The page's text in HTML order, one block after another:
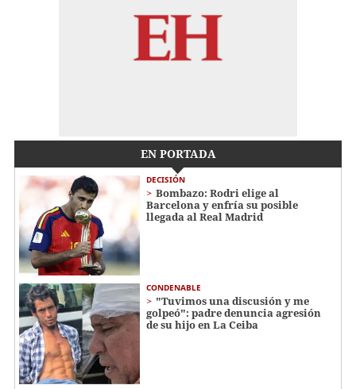
EN PORTADA
DECISIÓN
Bombazo: Rodri elige al
Barcelona y enfría su posible
llegada al Real Madrid
CONDENABLE
"Tuvimos una discusión y me
golpeó": padre denuncia agresión
de su hijo en La Ceiba